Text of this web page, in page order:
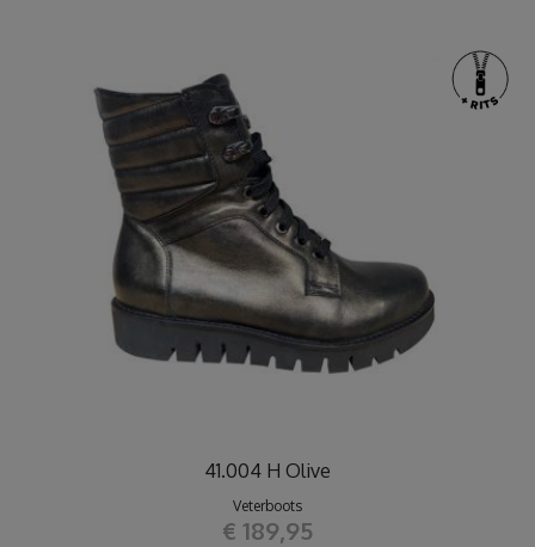
41.004 H Olive
Veterboots
€ 189,95